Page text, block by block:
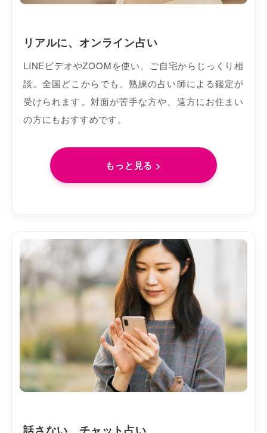
リアルに、オンライン占い
LINEビデオやZOOMを使い、ご自宅からじっくり相
談。全国どこからでも、熟練の占い師による鑑定が
受けられます。対面が苦手な方や、遠方にお住まい
の方にもおすすめです。
もっと見る >